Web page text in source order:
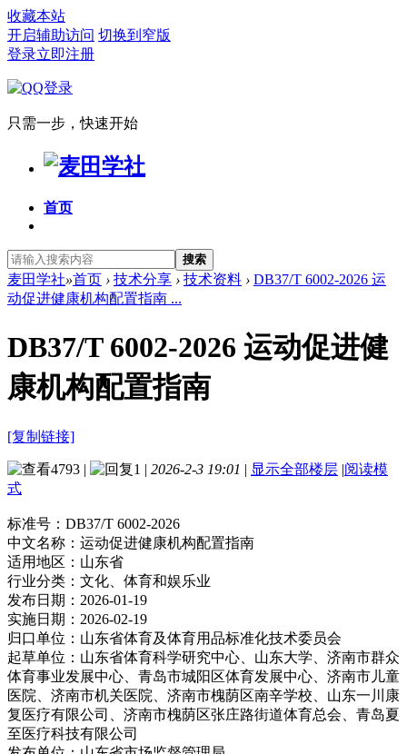
收藏本站
开启辅助访问 切换到窄版
登录立即注册
只需一步，快速开始
首页
搜索
麦田学社»首页 › 技术分享 › 技术资料 › DB37/T 6002-2026 运
动促进健康机构配置指南 ...
DB37/T 6002-2026 运动促进健
康机构配置指南
[复制链接]
4793 | 1 | 2026-2-3 19:01 | 显示全部楼层 |阅读模
式
标准号： DB37/T 6002-2026
中文名称： 运动促进健康机构配置指南
适用地区： 山东省
行业分类： 文化、体育和娱乐业
发布日期： 2026-01-19
实施日期： 2026-02-19
归口单位： 山东省体育及体育用品标准化技术委员会
起草单位： 山东省体育科学研究中心、山东大学、济南市群众
体育事业发展中心、青岛市城阳区体育发展中心、济南市儿童
医院、济南市机关医院、济南市槐荫区南辛学校、山东一川康
复医疗有限公司、济南市槐荫区张庄路街道体育总会、青岛夏
至医疗科技有限公司